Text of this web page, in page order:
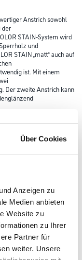
Über Cookies
Anzeigen zu
Medien anbieten
Website zu
zu Ihrer
Partner für
weiter. Unsere
Anstrich sowohl
der
STAIN-System wird
und
STAIN „matt“ auch auf
ist. Mit einem
Der zweite Anstrich kann